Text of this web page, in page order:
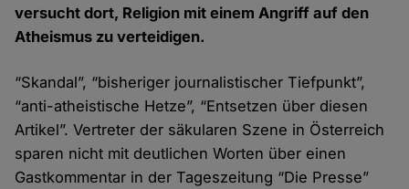
versucht dort, Religion mit einem Angriff auf den
Atheismus zu verteidigen.
“Skandal”, “bisheriger journalistischer Tiefpunkt”,
“anti-atheistische Hetze”, “Entsetzen über diesen
Artikel”. Vertreter der säkularen Szene in Österreich
sparen nicht mit deutlichen Worten über einen
Gastkommentar in der Tageszeitung “Die Presse”